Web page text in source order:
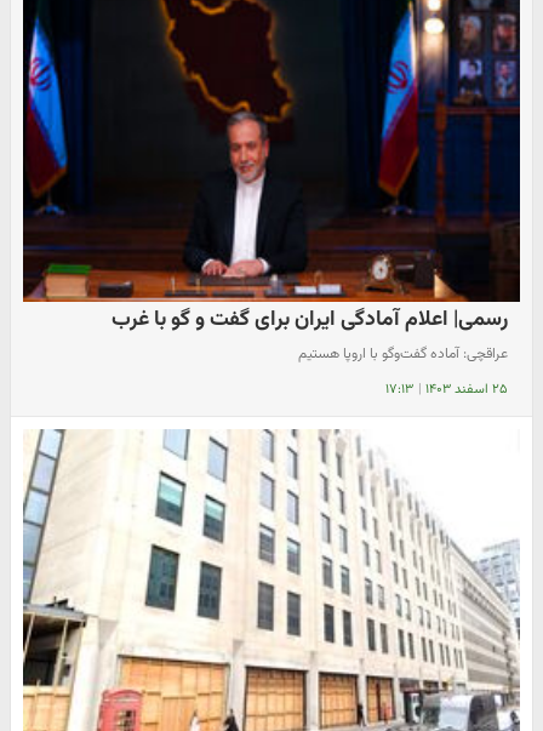
رسمی| اعلام آمادگی ایران برای گفت و گو با غرب
عراقچی: آماده گفت‌و‌گو با اروپا هستیم
۲۵ اسفند ۱۴۰۳ | ۱۷:۱۳